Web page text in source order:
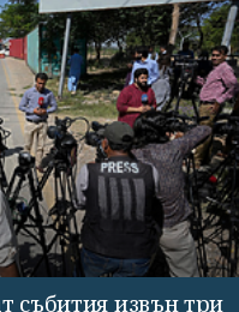
събития извън три